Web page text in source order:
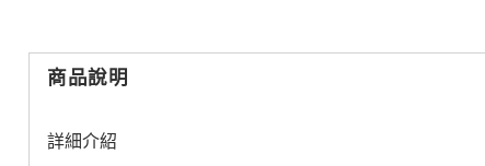
商品說明
詳細介紹